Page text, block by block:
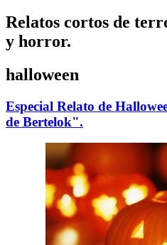
Relatos cortos de
y horror.
halloween
Especial Relato de
de Bertelok".